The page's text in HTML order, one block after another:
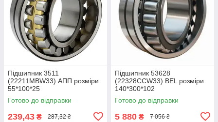
Підшипник 3511
(22211МВW33) АПП розміри
55*100*25
Готово до відправки
239,43 ₴ 287,32 ₴
Підшипник 53628
(22328СCW33) BEL розміри
140*300*102
Готово до відправки
5 880 ₴ 7 056 ₴